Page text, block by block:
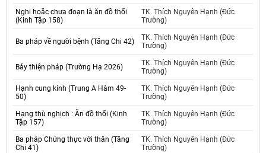
Nghi hoăc chưa đoạn là ăn đồ thối
(Kinh Tập 158)
TK. Thích Nguyên Hạnh (Đức
Trường)
Ba pháp về người bệnh (Tăng Chi 42)
TK. Thích Nguyên Hạnh (Đức
Trường)
Bảy thiện pháp (Trường Hạ 2026)
TK. Thích Nguyên Hạnh (Đức
Trường)
Hạnh cung kính (Trung A Hàm 49-
50)
TK. Thích Nguyên Hạnh (Đức
Trường)
Hạng thù nghịch : Ăn đồ thối (Kinh
Tập 157)
TK. Thích Nguyên Hạnh (Đức
Trường)
Ba pháp Chứng thực với thân (Tăng
Chi 41)
TK. Thích Nguyên Hạnh (Đức
Trường)